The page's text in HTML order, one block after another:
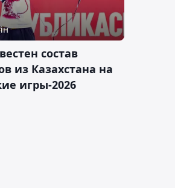
состав
из Казахстана на
игры-2026